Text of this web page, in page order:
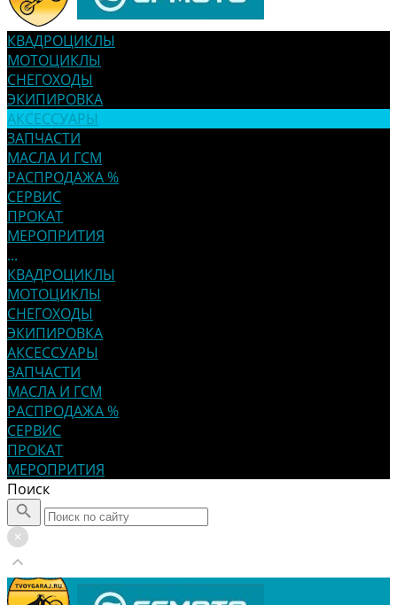
КВАДРОЦИКЛЫ
МОТОЦИКЛЫ
СНЕГОХОДЫ
ЭКИПИРОВКА
АКСЕССУАРЫ
ЗАПЧАСТИ
МАСЛА И ГСМ
РАСПРОДАЖА %
СЕРВИС
ПРОКАТ
МЕРОПРИТИЯ
...
КВАДРОЦИКЛЫ
МОТОЦИКЛЫ
СНЕГОХОДЫ
ЭКИПИРОВКА
АКСЕССУАРЫ
ЗАПЧАСТИ
МАСЛА И ГСМ
РАСПРОДАЖА %
СЕРВИС
ПРОКАТ
МЕРОПРИТИЯ
Поиск